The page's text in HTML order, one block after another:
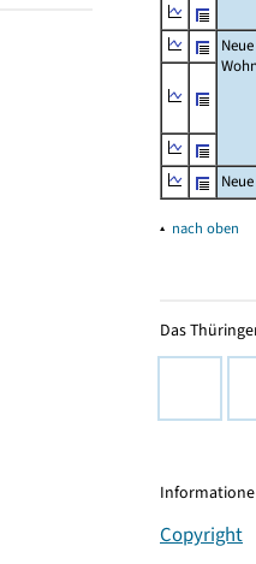
Neue
▴ nach oben
Das
Copyright